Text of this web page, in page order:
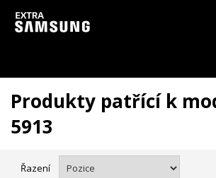
Vzhledem k aktuální situaci se může dodání dílů,
zpozdit. Děkujeme za
Produkty patřící k
5913
Řazení